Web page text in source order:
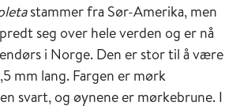
stammer fra Sør-Amerika, men
seg over hele verden og er nå
i Norge. Den er stor til å være
mm lang. Fargen er mørk
svart, og øynene er mørkebrune. I